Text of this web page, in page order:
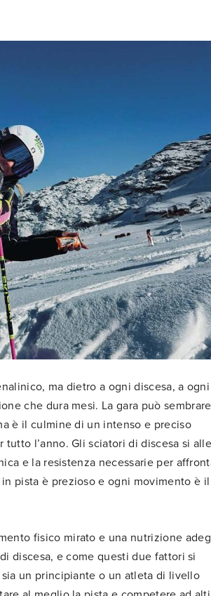
ma dietro a ogni discesa, a
che dura mesi. La gara può
è il culmine di un intenso e preciso
l’anno. Gli sciatori di discesa si
e la resistenza necessarie per
pista è prezioso e ogni movimento è il
fisico mirato e una nutrizione
discesa, e come questi due fattori si
un principiante o un atleta di livello